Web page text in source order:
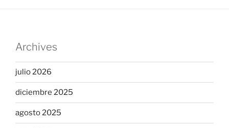
Archives
julio 2026
diciembre 2025
agosto 2025